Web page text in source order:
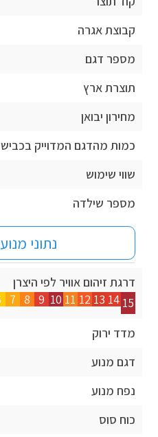
קבוצת אגרה
מספר דגם
תוצרת ארץ
מחירון יבואן
כמות מהדגם המדוייק בכביש - 2018
שווי שימוש
מספר שילדה
נתוני
דרגת זיהום אוויר לפי היצרן
7 8 9 10 11 12 13 14 15
מדד ירוק
דגם מנוע
נפח מנוע
כוח סוס